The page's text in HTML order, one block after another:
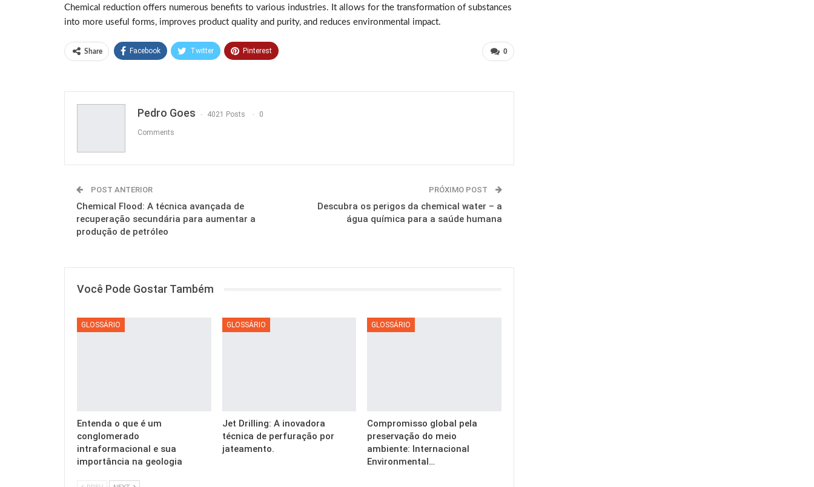
Chemical reduction offers numerous benefits to various industries. It allows for the transformation of substances
into more useful forms, improves product quality and purity, and reduces environmental impact.
0
Share Facebook Twitter Pinterest
Pedro Goes 4021 Posts 0
Comments
POST ANTERIOR
Chemical Flood: A técnica avançada de
recuperação secundária para aumentar a
produção de petróleo
PRÓXIMO POST
Descubra os perigos da chemical water – a
água química para a saúde humana
Você Pode Gostar Também
GLOSSÁRIO
Entenda o que é um
conglomerado
intraformacional e sua
importância na geologia
GLOSSÁRIO
Jet Drilling: A inovadora
técnica de perfuração por
jateamento.
GLOSSÁRIO
Compromisso global pela
preservação do meio
ambiente: Internacional
Environmental…